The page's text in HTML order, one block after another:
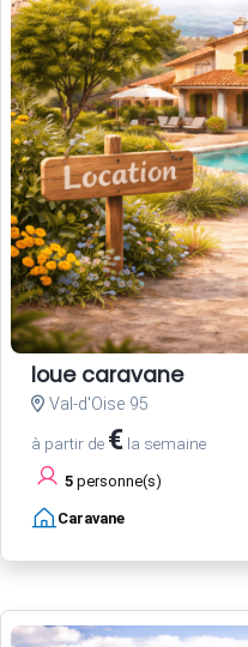
loue caravane
Val-d'Oise 95
à partir de € la semaine
5 personne(s)
Caravane